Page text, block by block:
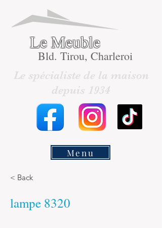
Le Meuble
Bld. Tirou, Charleroi
Le spécialiste de la maison
depuis 1934
Menu
< Back
lampe 8320